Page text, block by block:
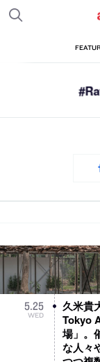
5.25
WED
久米貴
Tokyo
場」。
な人々